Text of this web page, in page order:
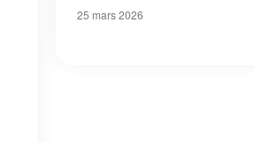
25 mars 2026